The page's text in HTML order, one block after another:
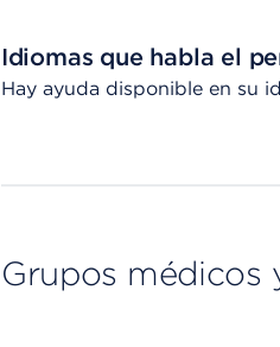
Idiomas que habla el
Hay ayuda disponible en su
Grupos médicos